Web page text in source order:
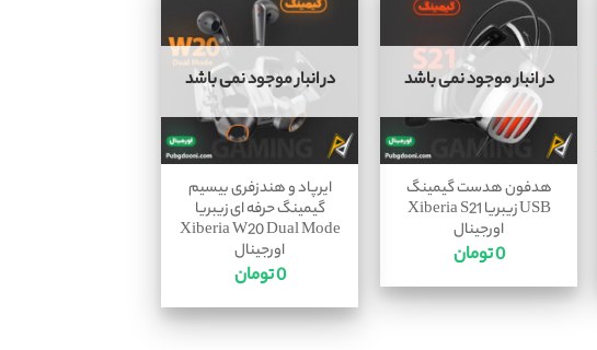
در انبار موجود نمی باشد
هدفون هدست گیمینگ
USB زیبریا Xiberia S21
اورجینال
0تومان
در انبار موجود نمی باشد
ایرپاد و هندزفری بیسیم
گیمینگ حرفه ای زیبریا
Xiberia W20 Dual Mode
اورجینال
0تومان